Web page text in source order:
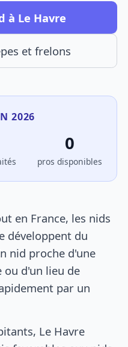
à Le Havre
et frelons
2026
0
pros disponibles
en France, les nids
développent du
nid proche d'une
d'un lieu de
par un
Le Havre